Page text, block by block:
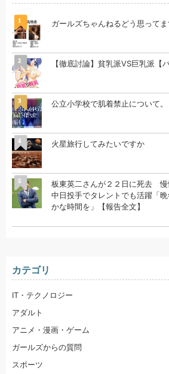
1 ガールズちゃんねるどう思ってま
2 【徹底討論】貧乳派VS巨乳派【
3 公立小学校で肌着禁止について。
4 火星旅行してみたいですか
5
板東英二さんが２２日に死去
中日投手でタレントでも活躍「
かな時間を」【報告全文】
カテゴリ
IT・テクノロジー
アダルト
アニメ・漫画・ゲーム
ガールズからの質問
スポーツ